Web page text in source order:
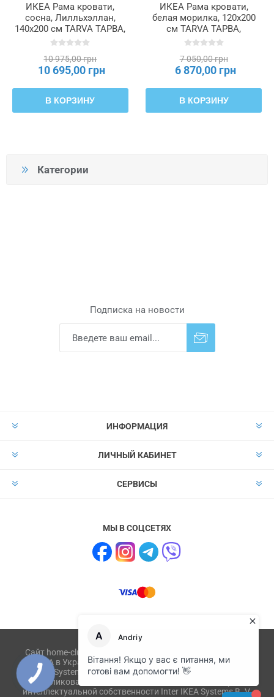
Категории
ИКЕА Рама кровати,
сосна, Лилльхэллан,
140x200 см TARVA ТАРВА,
796.158.35
10 975,00 грн
10 695,00 грн
В КОРЗИНУ
ИКЕА Рама кровати,
белая морилка, 120x200
см TARVA ТАРВА,
805.861.96
7 050,00 грн
6 870,00 грн
В КОРЗИНУ
Подписка на новости
ИНФОРМАЦИЯ
ЛИЧНЫЙ КАБИНЕТ
СЕРВИСЫ
МЫ В СОЦСЕТЯХ
Сайт home-club.com.ua не имеет отношения к компании
IKEA в Украине и не связан с ikea.com, ikea.ua, IKEA
Systems B.V. Товары или их изображения,
опубликованные на сайте, являются объектом прав
интеллектуальной собственности Inter IKEA Systems B. V.